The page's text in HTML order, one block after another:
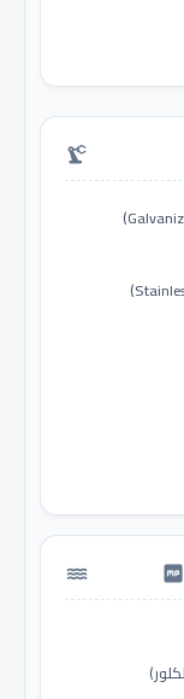
precision_manufacturing
water_pump